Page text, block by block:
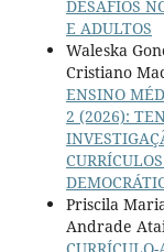
DESAFIOS
E ADULTOS
Waleska
Cristiano
ENSINO
2 (2026):
Priscila
Andrade